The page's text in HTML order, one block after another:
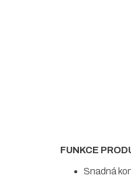
FUNKCE
Snadná